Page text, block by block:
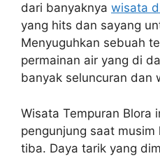
dari banyaknya wisata
yang hits dan sayang
Menyuguhkan sebuah
permainan air yang di
banyak seluncuran dan
Wisata Tempuran Blora
pengunjung saat
tiba. Daya tarik yang